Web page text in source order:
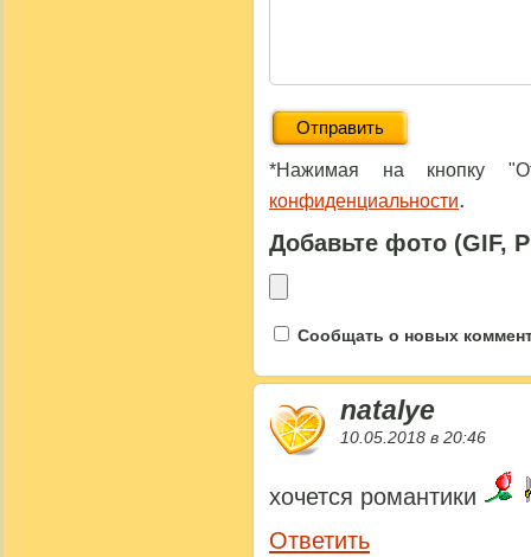
*Нажимая на кнопку
конфиденциальности.
Добавьте фото (GIF,
Сообщать о новых
natalye
10.05.2018 в 20:46
хочется романтики
Ответить